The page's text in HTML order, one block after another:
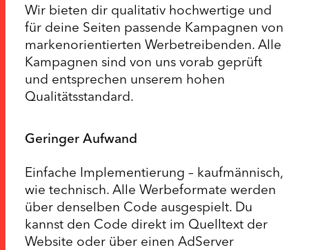
Wir bieten dir qualitativ hochwertige und
für deine Seiten passende Kampagnen von
markenorientierten Werbetreibenden. Alle
Kampagnen sind von uns vorab geprüft
und entsprechen unserem hohen
Qualitätsstandard.
Geringer Aufwand
Einfache Implementierung – kaufmännisch,
wie technisch. Alle Werbeformate werden
über denselben Code ausgespielt. Du
kannst den Code direkt im Quelltext der
Website oder über einen AdServer